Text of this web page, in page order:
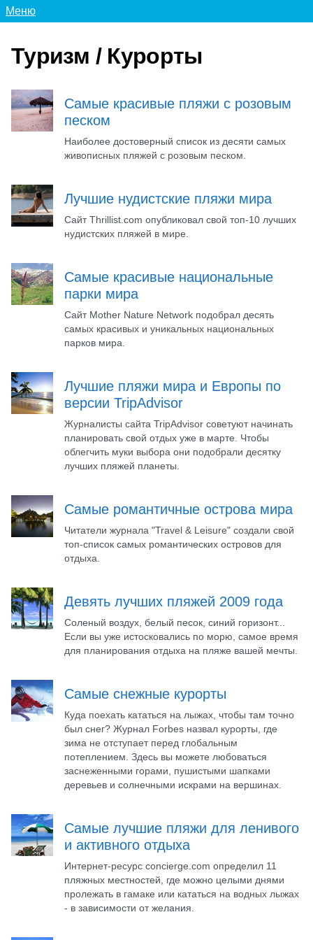
Меню
Туризм / Курорты
Самые красивые пляжи с розовым
песком
Наиболее достоверный список из десяти самых
живописных пляжей с розовым песком.
Лучшие нудистские пляжи мира
Сайт Thrillist.com опубликовал свой топ-10 лучших
нудистских пляжей в мире.
Самые красивые национальные
парки мира
Сайт Mother Nature Network подобрал десять
самых красивых и уникальных национальных
парков мира.
Лучшие пляжи мира и Европы по
версии TripAdvisor
Журналисты сайта TripAdvisor советуют начинать
планировать свой отдых уже в марте. Чтобы
облегчить муки выбора они подобрали десятку
лучших пляжей планеты.
Самые романтичные острова мира
Читатели журнала "Travel & Leisure" создали свой
топ-список самых романтических островов для
отдыха.
Девять лучших пляжей 2009 года
Соленый воздух, белый песок, синий горизонт...
Если вы уже истосковались по морю, самое время
для планирования отдыха на пляже вашей мечты.
Самые снежные курорты
Куда поехать кататься на лыжах, чтобы там точно
был снег? Журнал Forbes назвал курорты, где
зима не отступает перед глобальным
потеплением. Здесь вы можете любоваться
заснеженными горами, пушистыми шапками
деревьев и солнечными искрами на вершинах.
Самые лучшие пляжи для ленивого
и активного отдыха
Интернет-ресурс concierge.com определил 11
пляжных местностей, где можно целыми днями
пролежать в гамаке или кататься на водных лыжах
- в зависимости от желания.